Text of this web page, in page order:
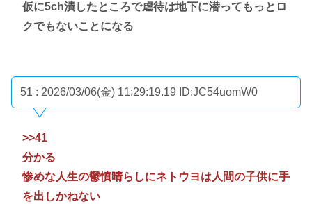
仮に5ch潰したところで虐待は地下に潜ってもっとロ
クでもないことになる
51 : 2026/03/06(金) 11:29:19.19 ID:JC54uomW0
>>41
分かる
惨めな人生の鬱憤晴らしにネトウヨは人間の子供に手
を出しかねない